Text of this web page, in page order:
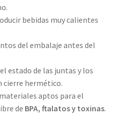
bebidas muy calientes
del embalaje antes del
estado de las juntas y los
cierre hermético.
aptos para el
de BPA, ftalatos y toxinas.